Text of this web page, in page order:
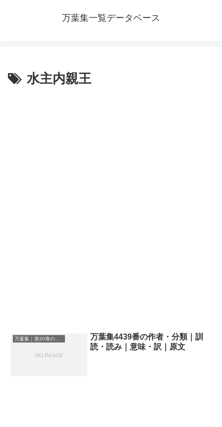
万葉集一覧データベース
水主内親王
万葉集｜第20巻の和歌一覧
万葉集4439番の作者・分類｜訓
読・読み｜意味・訳｜原文